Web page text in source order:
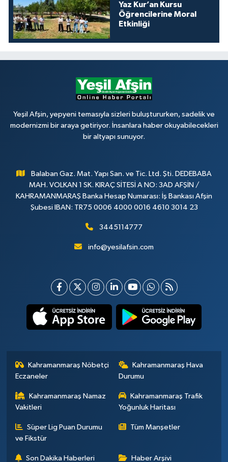
Yaz Kur’an Kursu
Öğrencilerine Moral
Etkinliği
Yeşil Afşin, yepyeni temasıyla sizleri buluştururken, sadelik ve
modernizmi bir araya getiriyor. İnsanlara haber okuyabilecekleri
bir altyapı sunuyor.
Balaban Gaz. Mat. Yapı San. ve Tic. Ltd. Şti. DEDEBABA
MAH. VOLKAN 1 SK. KIRAÇ SİTESİ A NO: 3AD AFŞİN /
KAHRAMANMARAŞ Banka Hesap Numarası: İş Bankası Afşin
Şubesi IBAN: TR75 0006 4000 0016 4610 3014 23
3445114777
info@yesilafsin.com
Kahramanmaraş Nöbetçi
Eczaneler
Kahramanmaraş Hava
Durumu
Kahramanmaraş Namaz
Vakitleri
Kahramanmaraş Trafik
Yoğunluk Haritası
Süper Lig Puan Durumu
ve Fikstür
Tüm Manşetler
Son Dakika Haberleri Haber Arşivi